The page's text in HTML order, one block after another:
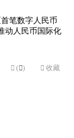
笔数字人民币
动人民币国际化
 ( )  收藏